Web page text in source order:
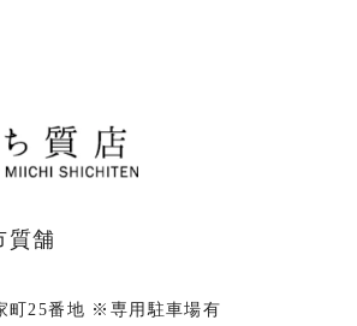
質舗
町25番地 ※専用駐車場有